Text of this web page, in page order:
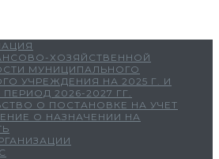
ХОЗЯЙСТВЕННОЙ
МУНИЦИПАЛЬНОГО
УЧРЕЖДЕНИЯ НА 2025 Г. И
2026-2027 ГГ.
О ПОСТАНОВКЕ НА УЧЕТ
О НАЗНАЧЕНИИ НА